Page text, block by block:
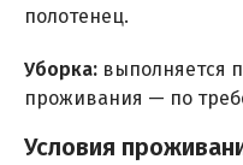
полотенец.
Уборка: выполняется
проживания — по
Условия